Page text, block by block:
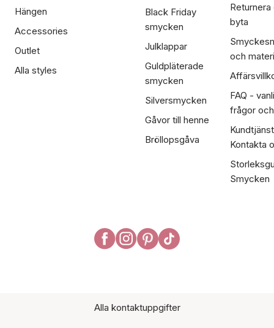
Hängen
Accessories
Outlet
Alla styles
Black Friday
smycken
Julklappar
Guldpläterade
smycken
Silversmycken
Gåvor till henne
Bröllopsgåva
Returnera
byta
och
FAQ -
frågor
Kontakta
Smycken
Alla kontaktuppgifter